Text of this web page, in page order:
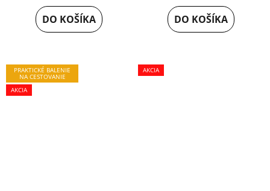
je
5,0
hviezdičiek.
DO KOŠÍKA
je
4,0
DO KOŠÍKA
PRAKTICKÉ BALENIE
NA CESTOVANIE
AKCIA
AKCIA